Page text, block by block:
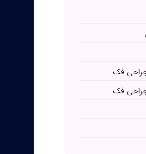
جراحی فک
جراحی فک